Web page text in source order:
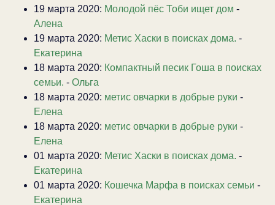
19 марта 2020: Молодой пёс Тоби ищет дом -
Алена
19 марта 2020: Метис Хаски в поисках дома. -
Екатерина
18 марта 2020: Компактный песик Гоша в поисках
семьи. - Ольга
18 марта 2020: метис овчарки в добрые руки -
Елена
18 марта 2020: метис овчарки в добрые руки -
Елена
01 марта 2020: Метис Хаски в поисках дома. -
Екатерина
01 марта 2020: Кошечка Марфа в поисках семьи -
Екатерина